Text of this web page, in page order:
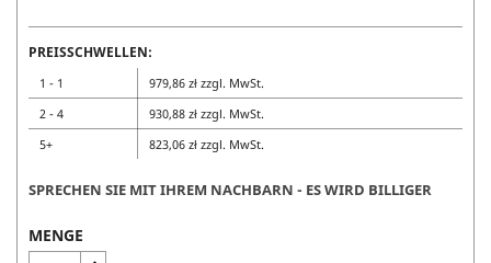
PREISSCHWELLEN:
1 - 1
979,86 zł zzgl. MwSt.
2 - 4
930,88 zł zzgl. MwSt.
5+
823,06 zł zzgl. MwSt.
SPRECHEN SIE MIT IHREM NACHBARN - ES WIRD BILLIGER
MENGE